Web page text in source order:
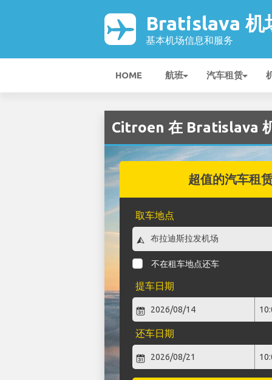
Bratislava 机
基本机场信息和服务
HOME 航班 汽车租赁
Citroen 在 Bratislava
超值的汽车租
取车地点
不在租车地点还车
提车日期
还车日期